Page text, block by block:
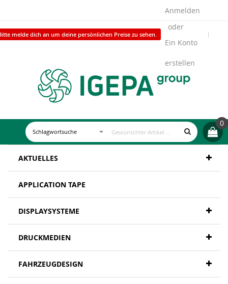
melde dich an um deine persönlichen Preise zu sehen.
Anmelden
Ein Konto
erstellen
0
AKTUELLES
APPLICATION TAPE
DISPLAYSYSTEME
DRUCKMEDIEN
FAHRZEUGDESIGN